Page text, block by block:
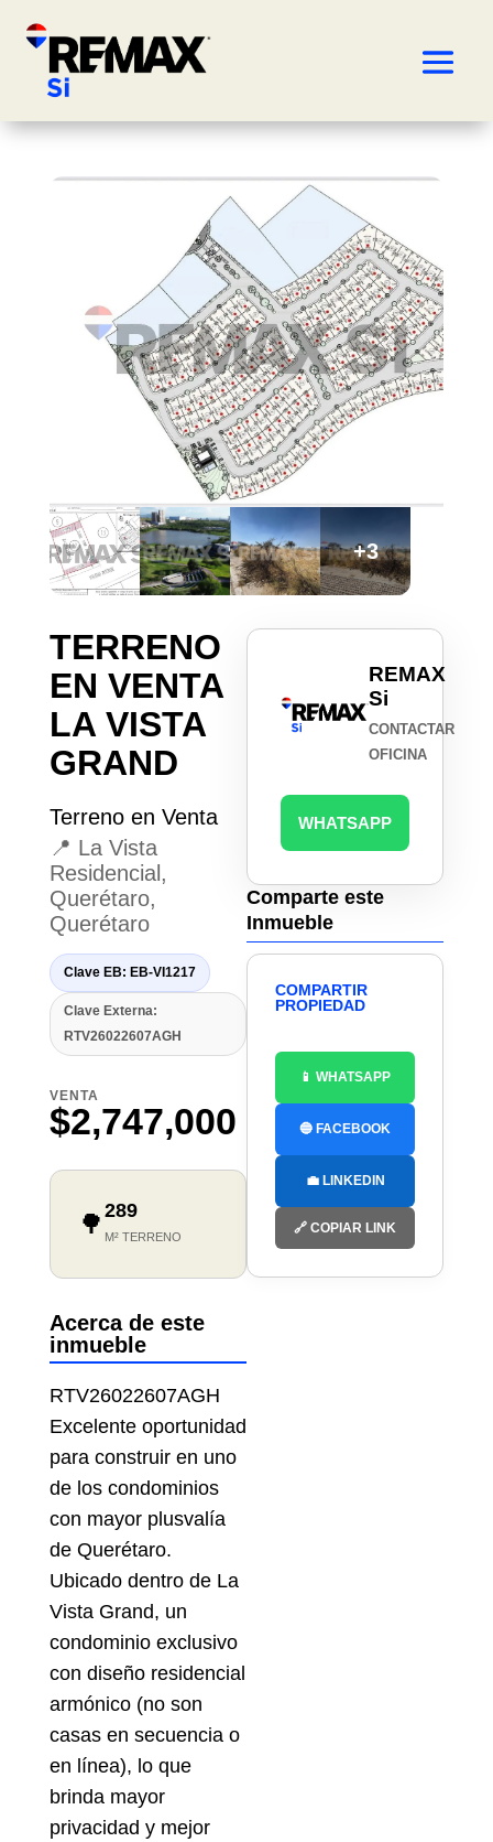
+3
TERRENO
EN VENTA
LA VISTA
GRAND
Terreno en Venta
📍 La Vista
Residencial,
Querétaro,
Querétaro
Clave EB: EB-VI1217
Clave Externa:
RTV26022607AGH
VENTA
$2,747,000
🌳 289
M² TERRENO
Acerca de este
inmueble
RTV26022607AGH
Excelente oportunidad
para construir en uno
de los condominios
con mayor plusvalía
de Querétaro.
Ubicado dentro de La
Vista Grand, un
condominio exclusivo
con diseño residencial
armónico (no son
casas en secuencia o
en línea), lo que
brinda mayor
privacidad y mejor
REMAX
Si
CONTACTAR
OFICINA
WHATSAPP
Comparte este
Inmueble
COMPARTIR
PROPIEDAD
📱 WHATSAPP
🔵 FACEBOOK
💼 LINKEDIN
🔗 COPIAR LINK